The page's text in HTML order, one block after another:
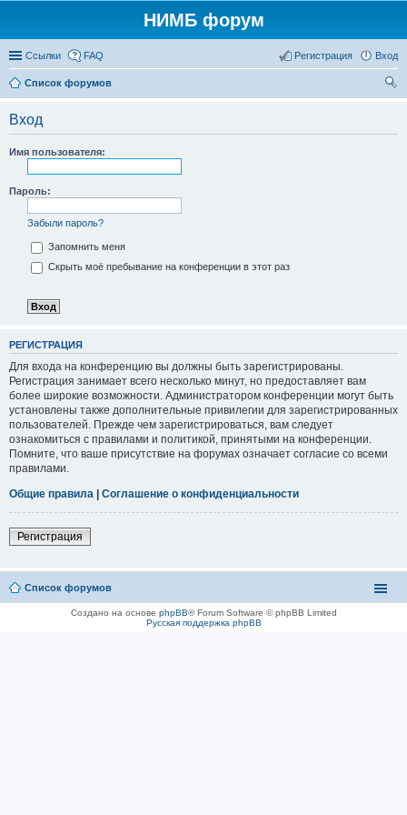
НИМБ форум
Ссылки FAQ Вход
Регистрация
Список форумов
Вход
Имя пользователя:
Пароль:
Забыли пароль?
Запомнить меня
Скрыть моё пребывание на конференции в этот раз
РЕГИСТРАЦИЯ
Для входа на конференцию вы должны быть зарегистрированы.
Регистрация занимает всего несколько минут, но предоставляет вам
более широкие возможности. Администратором конференции могут быть
установлены также дополнительные привилегии для зарегистрированных
пользователей. Прежде чем зарегистрироваться, вам следует
ознакомиться с правилами и политикой, принятыми на конференции.
Помните, что ваше присутствие на форумах означает согласие со всеми
правилами.
Общие правила | Соглашение о конфиденциальности
Регистрация
Список форумов
Создано на основе phpBB® Forum Software © phpBB Limited
Русская поддержка phpBB